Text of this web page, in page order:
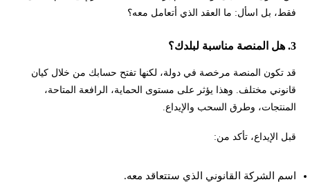
فقط، بل اسأل: ما العقد الذي أتعامل معه؟
3. هل المنصة مناسبة لبلدك؟
قد تكون المنصة مرخصة في دولة، لكنها تفتح حسابك من خلال كيان
قانوني مختلف. وهذا يؤثر على مستوى الحماية، الرافعة المتاحة،
المنتجات، وطرق السحب والإيداع.
قبل الإيداع، تأكد من:
اسم الشركة القانوني الذي ستتعاقد معه.